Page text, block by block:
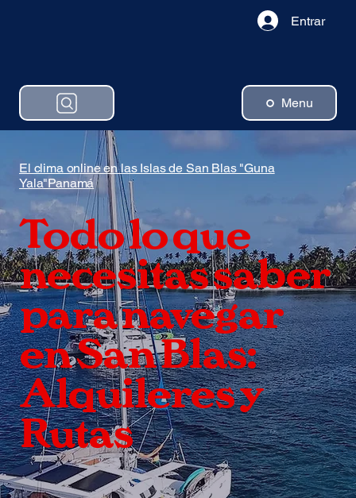
Menu
Entrar
El clima online en las Islas de San Blas "Guna
Yala"Panamá
Todo lo que
necesitas saber
para navegar
en San Blas:
Alquileres y
Rutas